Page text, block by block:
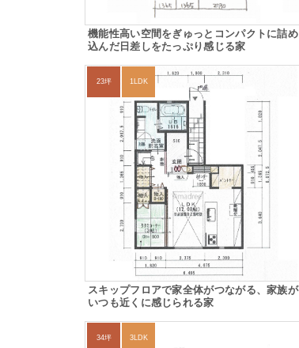
機能性高い空間をぎゅっとコンパクトに詰め
込んだ日差しをたっぷり感じる家
23坪 1LDK
スキップフロアで家全体がつながる、家族が
いつも近くに感じられる家
34坪 3LDK